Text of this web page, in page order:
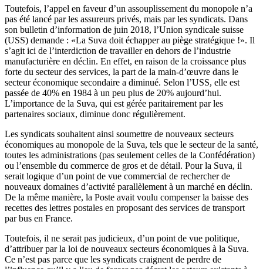
Toutefois, l’appel en faveur d’un assouplissement du monopole n’a
pas été lancé par les assureurs privés, mais par les syndicats. Dans
son bulletin d’information de juin 2018, l’Union syndicale suisse
(USS) demande : «La Suva doit échapper au piège stratégique !». Il
s’agit ici de l’interdiction de travailler en dehors de l’industrie
manufacturière en déclin. En effet, en raison de la croissance plus
forte du secteur des services, la part de la main-d’œuvre dans le
secteur économique secondaire a diminué. Selon l’USS, elle est
passée de 40% en 1984 à un peu plus de 20% aujourd’hui.
L’importance de la Suva, qui est gérée paritairement par les
partenaires sociaux, diminue donc régulièrement.
Les syndicats souhaitent ainsi soumettre de nouveaux secteurs
économiques au monopole de la Suva, tels que le secteur de la santé,
toutes les administrations (pas seulement celles de la Confédération)
ou l’ensemble du commerce de gros et de détail. Pour la Suva, il
serait logique d’un point de vue commercial de rechercher de
nouveaux domaines d’activité parallèlement à un marché en déclin.
De la même manière, la Poste avait voulu compenser la baisse des
recettes des lettres postales en proposant des services de transport
par bus en France.
Toutefois, il ne serait pas judicieux, d’un point de vue politique,
d’attribuer par la loi de nouveaux secteurs économiques à la Suva.
Ce n’est pas parce que les syndicats craignent de perdre de